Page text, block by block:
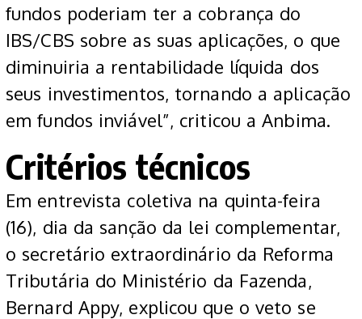
fundos poderiam ter a cobrança do
IBS/CBS sobre as suas aplicações, o que
diminuiria a rentabilidade líquida dos
seus investimentos, tornando a aplicação
em fundos inviável”, criticou a Anbima.
Critérios técnicos
Em entrevista coletiva na quinta-feira
(16), dia da sanção da lei complementar,
o secretário extraordinário da Reforma
Tributária do Ministério da Fazenda,
Bernard Appy, explicou que o veto se